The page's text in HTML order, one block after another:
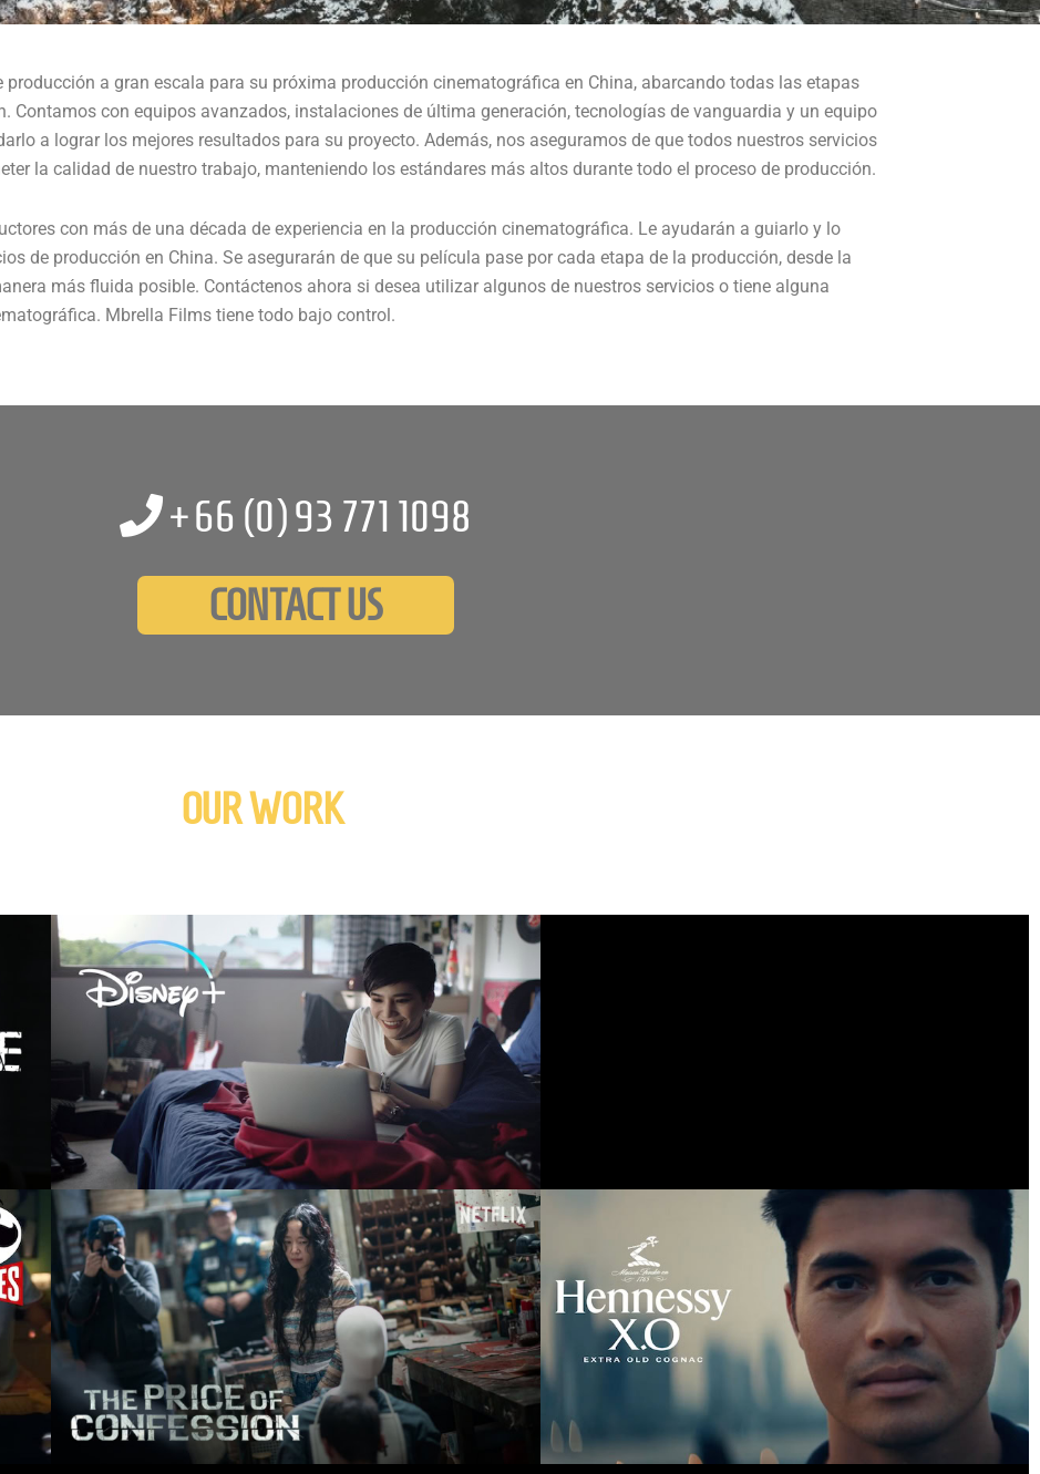
a gran escala para su próxima producción cinematográfica en China, abarcando todas las etapas
Contamos con equipos avanzados, instalaciones de última generación, tecnologías de vanguardia y un equipo
a lograr los mejores resultados para su proyecto. Además, nos aseguramos de que todos nuestros servicios
la calidad de nuestro trabajo, manteniendo los estándares más altos durante todo el proceso de producción.
con más de una década de experiencia en la producción cinematográfica. Le ayudarán a guiarlo y lo
de producción en China. Se asegurarán de que su película pase por cada etapa de la producción, desde la
más fluida posible. Contáctenos ahora si desea utilizar algunos de nuestros servicios o tiene alguna
Mbrella Films tiene todo bajo control.
+66 (0)93 771 1098
CONTACT US
OUR WORK